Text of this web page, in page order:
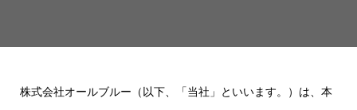
株式会社オールブルー（以下、「当社」といいます。）は、本